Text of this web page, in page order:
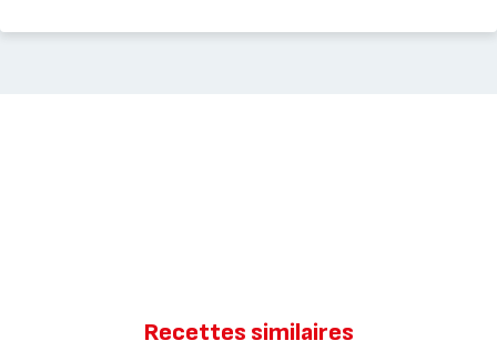
Recettes similaires